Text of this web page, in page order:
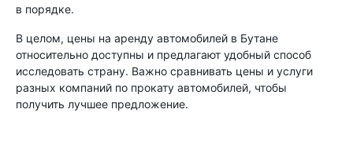
в порядке.
В целом, цены на аренду автомобилей в Бутане
относительно доступны и предлагают удобный способ
исследовать страну. Важно сравнивать цены и услуги
разных компаний по прокату автомобилей, чтобы
получить лучшее предложение.